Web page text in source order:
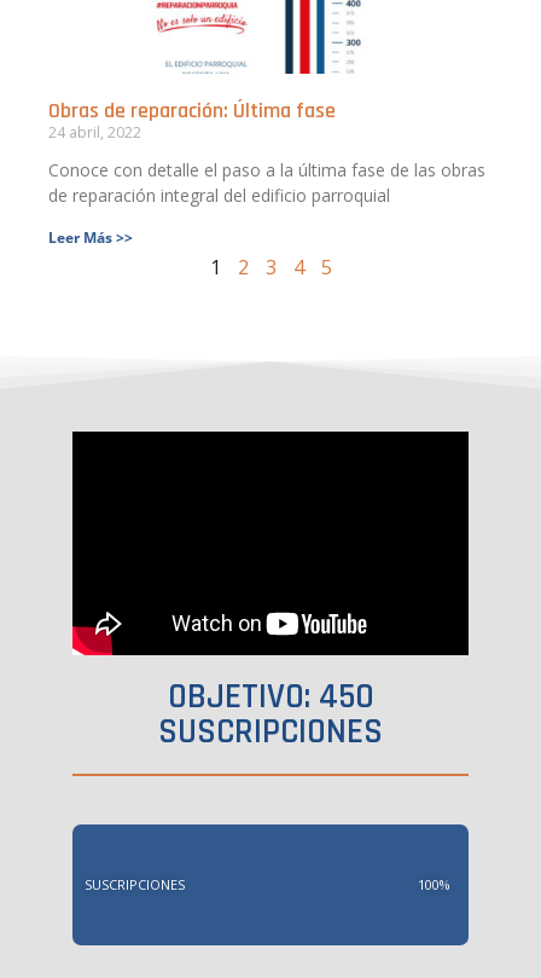
Obras de reparación: Última fase
24 abril, 2022
Conoce con detalle el paso a la última fase de las obras
de reparación integral del edificio parroquial
Leer Más >>
1 2 3 4 5
OBJETIVO: 450
SUSCRIPCIONES
SUSCRIPCIONES 100%